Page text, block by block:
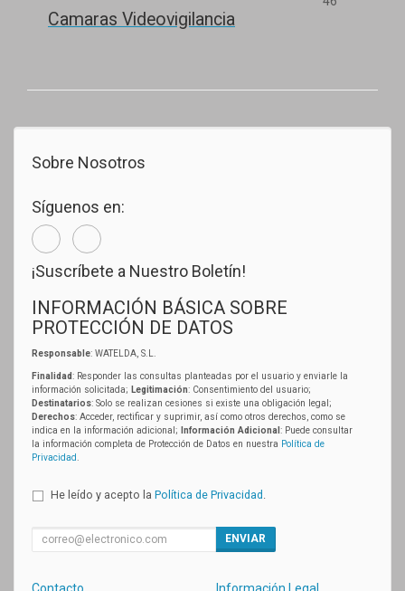
Camaras Videovigilancia
Sobre Nosotros
Síguenos en:
¡Suscríbete a Nuestro Boletín!
INFORMACIÓN BÁSICA SOBRE
PROTECCIÓN DE DATOS
Responsable: WATELDA, S.L.
Finalidad: Responder las consultas planteadas por el usuario y enviarle la
información solicitada; Legitimación: Consentimiento del usuario;
Destinatarios: Solo se realizan cesiones si existe una obligación legal;
Derechos: Acceder, rectificar y suprimir, así como otros derechos, como se
indica en la información adicional;
Información Adicional : Puede consultar
la información completa de Protección de Datos en nuestra Política de
Privacidad
He leído y acepto la Política de Privacidad .
ENVIAR